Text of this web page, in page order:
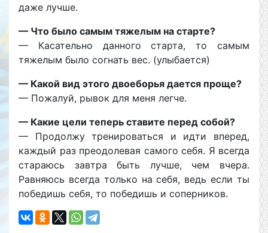
даже лучше.
— Что было самым тяжелым на старте?
— Касательно данного старта, то самым
тяжелым было согнать вес. (улыбается)
— Какой вид этого двоеборья дается проще?
— Пожалуй, рывок для меня легче.
— Какие цели теперь ставите перед собой?
— Продолжу тренироваться и идти вперед,
каждый раз преодолевая самого себя. Я всегда
стараюсь завтра быть лучше, чем вчера.
Равняюсь всегда только на себя, ведь если ты
победишь себя, то победишь и соперников.